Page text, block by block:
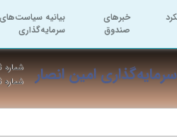
خبرهای
صندوق
بیانیه سیاست‌های
سرمایه‌گذاری
امین انصار شماره